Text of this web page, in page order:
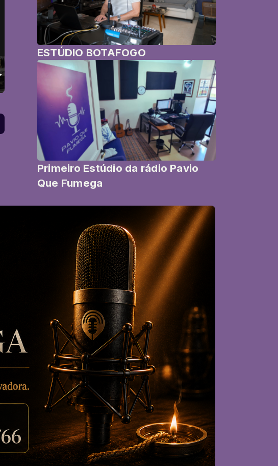
ESTÚDIO BOTAFOGO
Primeiro Estúdio da rádio Pavio
Que Fumega